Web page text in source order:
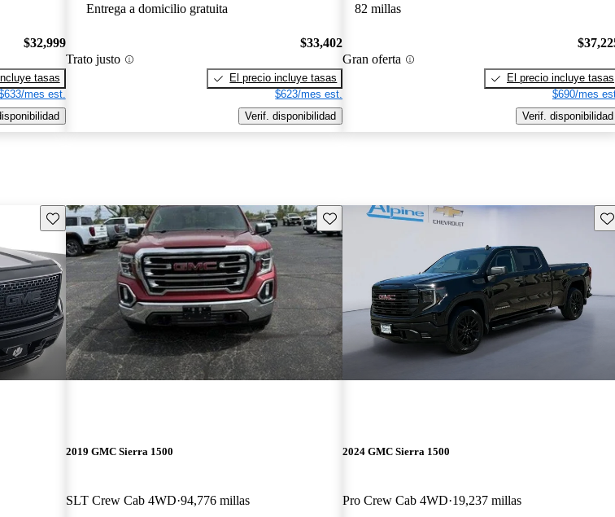
$32,999
tasas
mes est.
Entrega a domicilio gratuita
Trato justo
$33,402
El precio incluye tasas
$623/mes est.
Verif. disponibilidad
82 millas
Gran oferta
El precio incluye tasas
$690/mes
Verif. disponibilidad
Guarda este Aviso Guarda este Aviso
2019 GMC Sierra 1500
SLT Crew Cab 4WD 94,776 millas
2024 GMC Sierra 1500
Pro Crew Cab 4WD 19,237 millas